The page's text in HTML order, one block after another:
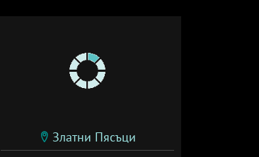
Златни Пясъци